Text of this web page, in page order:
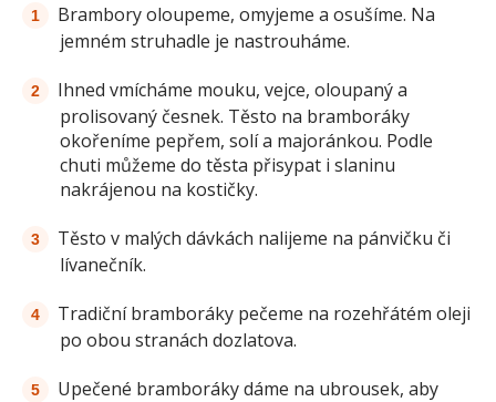
Brambory oloupeme, omyjeme a osušíme. Na
jemném struhadle je nastrouháme.
Ihned vmícháme mouku, vejce, oloupaný a
prolisovaný česnek. Těsto na bramboráky
okořeníme pepřem, solí a majoránkou. Podle
chuti můžeme do těsta přisypat i slaninu
nakrájenou na kostičky.
Těsto v malých dávkách nalijeme na pánvičku či
lívanečník.
Tradiční bramboráky pečeme na rozehřátém oleji
po obou stranách dozlatova.
Upečené bramboráky dáme na ubrousek, aby